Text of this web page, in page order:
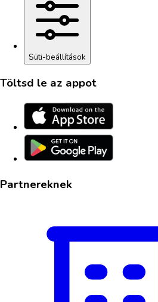
Süti-beállítások
Töltsd le az appot
Partnereknek